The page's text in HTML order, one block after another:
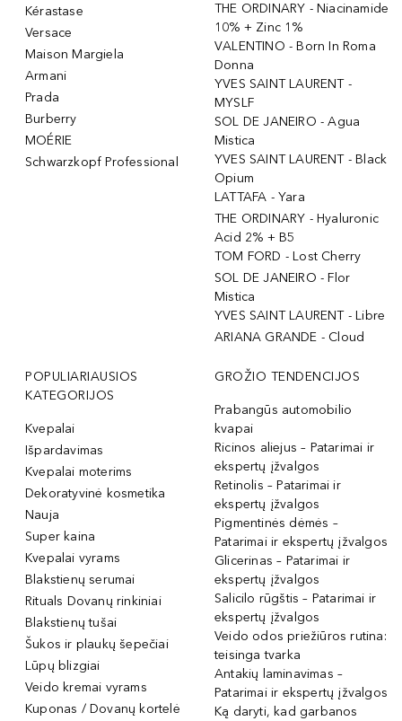
Kérastase
Versace
Maison Margiela
Armani
Prada
Burberry
MOÉRIE
Schwarzkopf Professional
THE ORDINARY - Niacinamide
10% + Zinc 1%
VALENTINO - Born In Roma
Donna
YVES SAINT LAURENT -
MYSLF
SOL DE JANEIRO - Agua
Mistica
YVES SAINT LAURENT - Black
Opium
LATTAFA - Yara
THE ORDINARY - Hyaluronic
Acid 2% + B5
TOM FORD - Lost Cherry
SOL DE JANEIRO - Flor
Mistica
YVES SAINT LAURENT - Libre
ARIANA GRANDE - Cloud
POPULIARIAUSIOS
KATEGORIJOS
Kvepalai
Išpardavimas
Kvepalai moterims
Dekoratyvinė kosmetika
Nauja
Super kaina
Kvepalai vyrams
Blakstienų serumai
Rituals Dovanų rinkiniai
Blakstienų tušai
Šukos ir plaukų šepečiai
Lūpų blizgiai
Veido kremai vyrams
Kuponas / Dovanų kortelė
GROŽIO TENDENCIJOS
Prabangūs automobilio
kvapai
Ricinos aliejus – Patarimai ir
ekspertų įžvalgos
Retinolis – Patarimai ir
ekspertų įžvalgos
Pigmentinės dėmės –
Patarimai ir ekspertų įžvalgos
Glicerinas – Patarimai ir
ekspertų įžvalgos
Salicilo rūgštis – Patarimai ir
ekspertų įžvalgos
Veido odos priežiūros rutina:
teisinga tvarka
Antakių laminavimas –
Patarimai ir ekspertų įžvalgos
Ką daryti, kad garbanos